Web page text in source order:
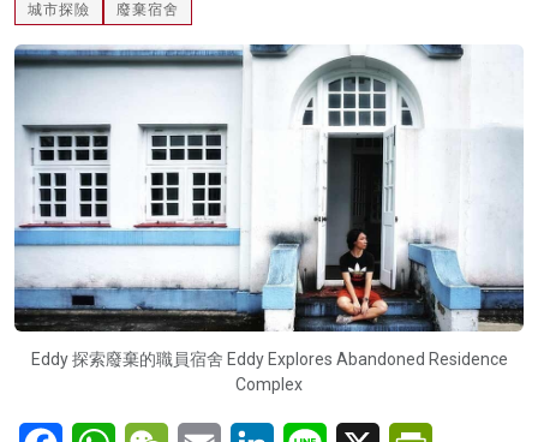
城市探險 廢棄宿舍
Eddy 探索廢棄的職員宿舍 Eddy Explores Abandoned Residence
Complex
FacebookWhatsAppWeChatEmail LinkedInLine X